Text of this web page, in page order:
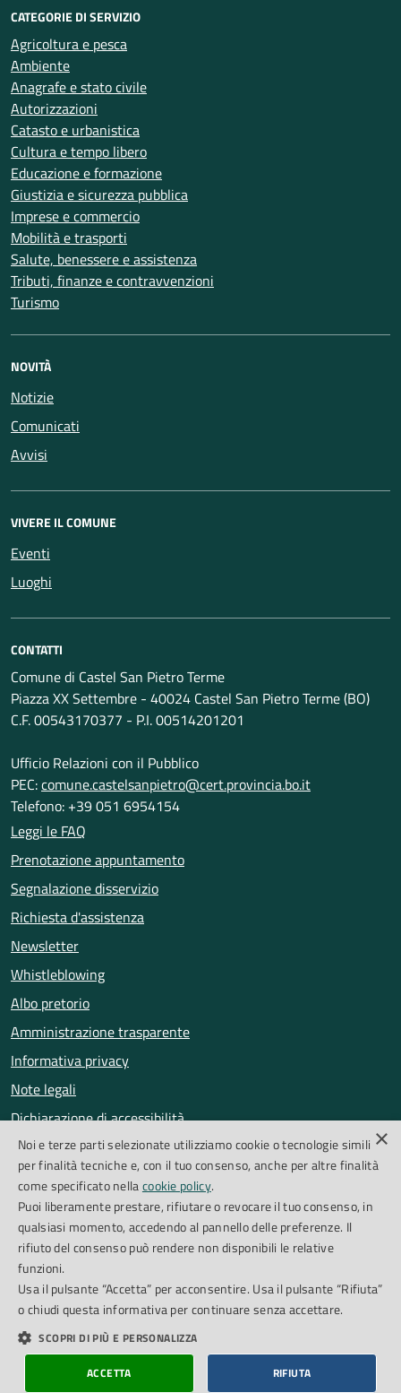
CATEGORIE DI SERVIZIO
Agricoltura e pesca
Ambiente
Anagrafe e stato civile
Autorizzazioni
Catasto e urbanistica
Cultura e tempo libero
Educazione e formazione
Giustizia e sicurezza pubblica
Imprese e commercio
Mobilità e trasporti
Salute, benessere e assistenza
Tributi, finanze e contravvenzioni
Turismo
NOVITÀ
Notizie
Comunicati
Avvisi
VIVERE IL COMUNE
Eventi
Luoghi
CONTATTI
Comune di Castel San Pietro Terme
Piazza XX Settembre - 40024 Castel San Pietro Terme (BO)
C.F. 00543170377 - P.I. 00514201201
Ufficio Relazioni con il Pubblico
PEC:comune.castelsanpietro@cert.provincia.bo.it
Telefono: +39 051 6954154
Leggi le FAQ
Prenotazione appuntamento
Segnalazione disservizio
Richiesta d'assistenza
Newsletter
Whistleblowing
Albo pretorio
Amministrazione trasparente
Informativa privacy
Note legali
Dichiarazione di accessibilità
Obiettivi di accessibilità
Segnalazioni accessibilità
SEGUICI SU
Facebook
Cookie Policy
Piano di miglioramento del sito
Credits
×
Noi e terze parti selezionate utilizziamo cookie o tecnologie simili
per finalità tecniche e, con il tuo consenso, anche per altre finalità
come specificato nellacookie policy.
Puoi liberamente prestare, rifiutare o revocare il tuo consenso, in
qualsiasi momento, accedendo al pannello delle preferenze. Il
rifiuto del consenso può rendere non disponibili le relative
funzioni.
Usa il pulsante “Accetta” per acconsentire. Usa il pulsante “Rifiuta”
o chiudi questa informativa per continuare senza accettare.
SCOPRI DI PIÙ E PERSONALIZZA
ACCETTA RIFIUTA